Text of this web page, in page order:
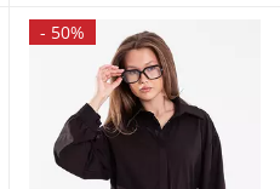
- 50%